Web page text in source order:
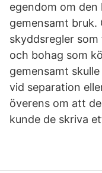
egendom om
gemensamt bruk.
skyddsregler
och bohag som
gemensamt
vid separation
överens om att
kunde de skriva